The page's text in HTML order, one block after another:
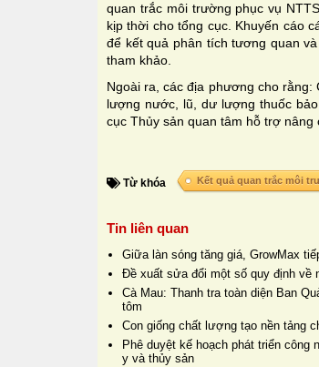
quan trắc môi trường phục vụ
kịp thời cho tổng cục. Khuyến cáo
để kết quả phân tích tương quan
tham khảo.
Ngoài ra, các địa phương cho
lượng nước, lũ, dư lượng thuốc
cục Thủy sản quan tâm hỗ trợ
Từ khóa Kết quả quan trắc môi
Tin liên quan
Giữa làn sóng tăng giá, GrowMax
Đề xuất sửa đổi một số quy định về
Cà Mau: Thanh tra toàn diện Ban
tôm
Con giống chất lượng tạo nền tảng
Phê duyệt kế hoạch phát triển
y và thủy sản